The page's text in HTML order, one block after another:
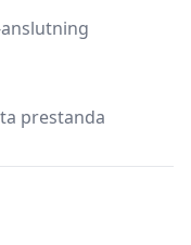
anslutning
prestanda